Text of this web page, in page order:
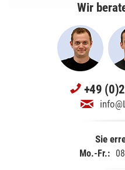
Wir
+49
Sie
Mo.-Fr.: